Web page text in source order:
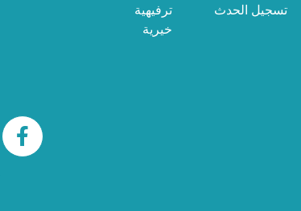
تسجيل الحدث
ترفيهية
خيرية